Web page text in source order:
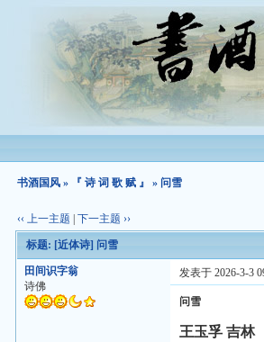
书酒国风 » 『 诗 词 歌 赋 』 » 问雪
‹‹ 上一主题 |下一主题 ››
标题: [近体诗] 问雪
田间识字翁
诗佛
发表于 2026-3-3
问雪
王玉孚 吉林